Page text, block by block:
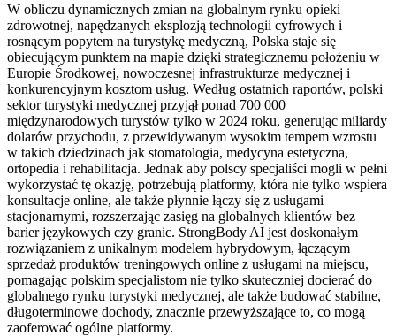
W obliczu dynamicznych zmian na globalnym rynku opieki
zdrowotnej, napędzanych eksplozją technologii cyfrowych i
rosnącym popytem na turystykę medyczną, Polska staje się
obiecującym punktem na mapie dzięki strategicznemu położeniu w
Europie Środkowej, nowoczesnej infrastrukturze medycznej i
konkurencyjnym kosztom usług. Według ostatnich raportów, polski
sektor turystyki medycznej przyjął ponad 700 000
międzynarodowych turystów tylko w 2024 roku, generując miliardy
dolarów przychodu, z przewidywanym wysokim tempem wzrostu
w takich dziedzinach jak stomatologia, medycyna estetyczna,
ortopedia i rehabilitacja. Jednak aby polscy specjaliści mogli w pełni
wykorzystać tę okazję, potrzebują platformy, która nie tylko wspiera
konsultacje online, ale także płynnie łączy się z usługami
stacjonarnymi, rozszerzając zasięg na globalnych klientów bez
barier językowych czy granic. StrongBody AI jest doskonałym
rozwiązaniem z unikalnym modelem hybrydowym, łączącym
sprzedaż produktów treningowych online z usługami na miejscu,
pomagając polskim specjalistom nie tylko skuteczniej docierać do
globalnego rynku turystyki medycznej, ale także budować stabilne,
długoterminowe dochody, znacznie przewyższające to, co mogą
zaoferować ogólne platformy.